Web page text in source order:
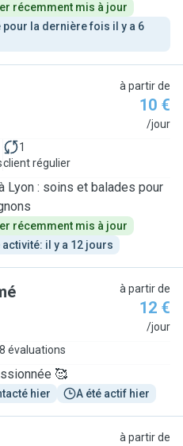
récemment mis à jour
pour la dernière fois il y a 6
à partir de
10 €
/jour
1
client régulier
Lyon : soins et balades pour
récemment mis à jour
activité: il y a 12 jours
à partir de
12 €
/jour
8 évaluations
🥰
hier A été actif hier
à partir de